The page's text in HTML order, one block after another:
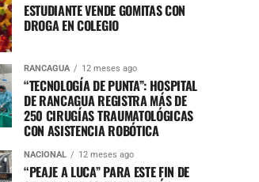
ESTUDIANTE VENDE GOMITAS CON
DROGA EN COLEGIO
RANCAGUA 12 meses ago
“TECNOLOGÍA DE PUNTA”: HOSPITAL
DE RANCAGUA REGISTRA MÁS DE
250 CIRUGÍAS TRAUMATOLÓGICAS
CON ASISTENCIA ROBÓTICA
NACIONAL 12 meses ago
“PEAJE A LUCA” PARA ESTE FIN DE